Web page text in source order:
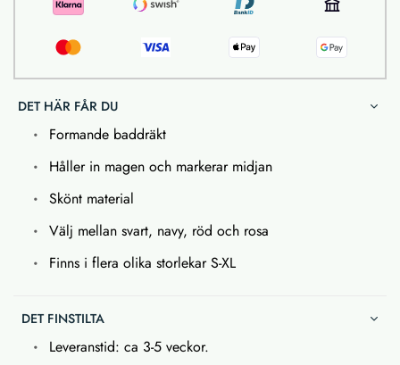
DET HÄR FÅR DU
Formande baddräkt
Håller in magen och markerar midjan
Skönt material
Välj mellan svart, navy, röd och rosa
Finns i flera olika storlekar S-XL
DET FINSTILTA
Leveranstid: ca 3-5 veckor.